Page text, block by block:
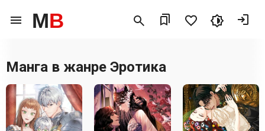
MB
Манга в жанре Эротика